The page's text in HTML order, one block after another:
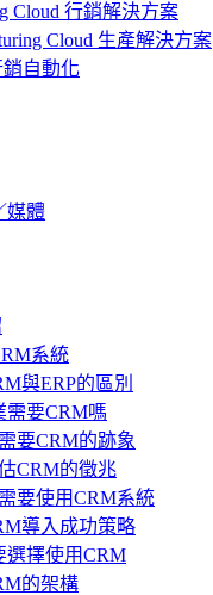
Cloud 行銷解決方案
Cloud 生產解決方案
銷自動化
媒體
系統
與ERP的區別
需要CRM嗎
要CRM的跡象
CRM的徵兆
要使用CRM系統
導入成功策略
選擇使用CRM
的架構